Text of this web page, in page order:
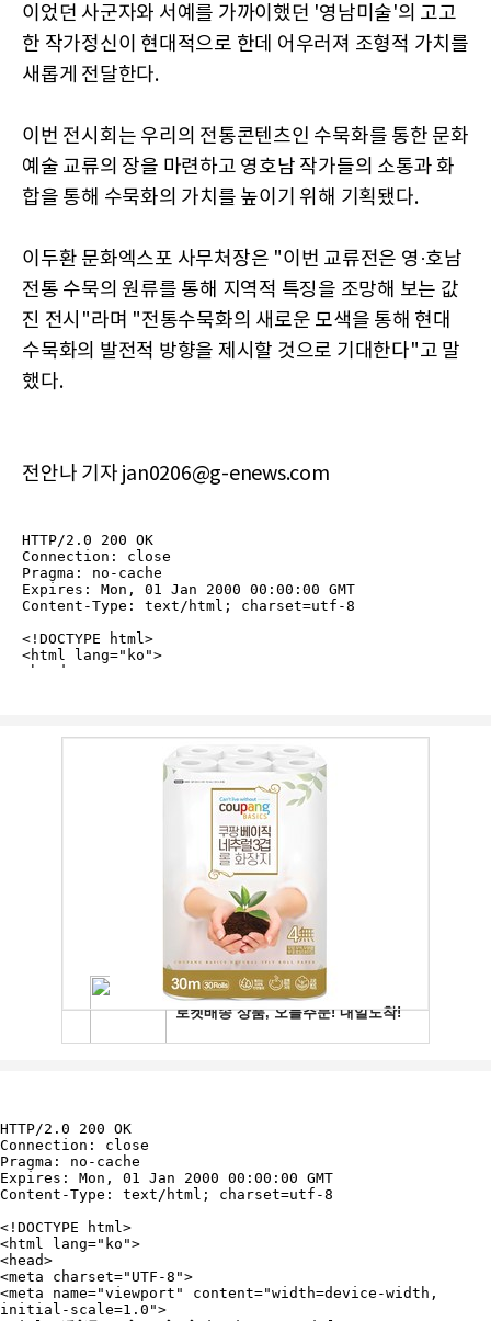
이었던 사군자와 서예를 가까이했던 '영남미술'의 고고
한 작가정신이 현대적으로 한데 어우러져 조형적 가치를
새롭게 전달한다.
이번 전시회는 우리의 전통콘텐츠인 수묵화를 통한 문화
예술 교류의 장을 마련하고 영호남 작가들의 소통과 화
합을 통해 수묵화의 가치를 높이기 위해 기획됐다.
이두환 문화엑스포 사무처장은 "이번 교류전은 영·호남
전통 수묵의 원류를 통해 지역적 특징을 조망해 보는 값
진 전시"라며 "전통수묵화의 새로운 모색을 통해 현대
수묵화의 발전적 방향을 제시할 것으로 기대한다"고 말
했다.
전안나 기자 jan0206@g-enews.com